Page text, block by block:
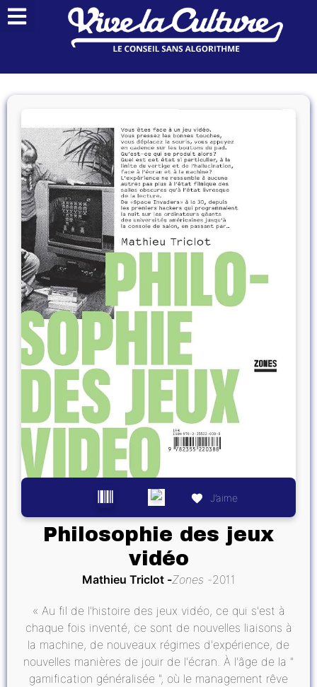
J’aime
Philosophie des jeux
vidéo
Mathieu Triclot Zones 2011
« Au fil de l'histoire des jeux vidéo, ce qui s'est à
chaque fois inventé, ce sont de nouvelles liaisons à
la machine, de nouveaux régimes d'expérience, de
nouvelles manières de jouir de l'écran. À l'âge de la "
gamification généralisée ", où le management rêve